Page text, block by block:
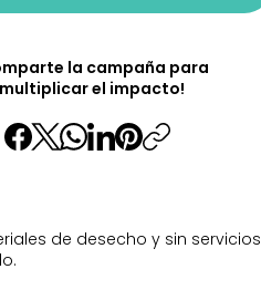
la campaña para
el impacto!
de desecho y sin servicios